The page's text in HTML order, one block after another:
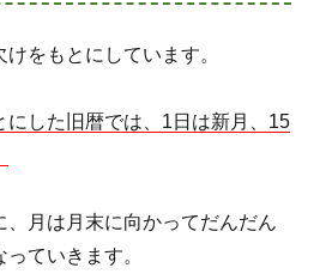
けをもとにしています。
にした旧暦では、1日は新月、15
、月は月末に向かってだんだん
ていきます。